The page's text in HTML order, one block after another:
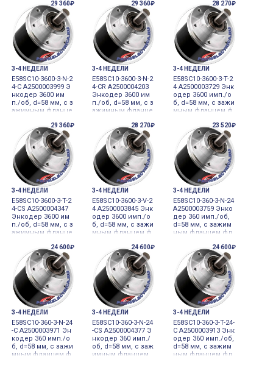
ала 10 мм 12-24VD
C инкрементальн
ый датчик углово
го перемещения
ала 10 мм 12-24VD
C инкрементальн
ый датчик углово
го перемещения
ала 10 мм 12-24VD
C инкрементальн
ый датчик углово
го перемещения
29 360₽
3-4 НЕДЕЛИ
E58SC10-3600-3-N-2
4-C A2500003999 Э
нкодер 3600 им
п./об, d=58 мм, с з
ажимным фланце
р вала 10 мм 12-24
VDC инкрементал
ьный датчик угло
вого перемещен
ия
29 360₽
3-4 НЕДЕЛИ
E58SC10-3600-3-N-2
4-CR A2500004203
Энкодер 3600 им
п./об, d=58 мм, с з
ажимным фланце
р вала 10 мм 12-24
VDC инкрементал
ьный датчик угло
вого перемещен
ия
28 270₽
3-4 НЕДЕЛИ
E58SC10-3600-3-T-2
4 A2500003729 Энк
одер 3600 имп./о
б, d=58 мм, с зажи
мным фланцем ф
ала 10 мм 12-24VD
C инкрементальн
ый датчик углово
го перемещения
29 360₽
3-4 НЕДЕЛИ
E58SC10-3600-3-T-2
4-CS A2500004347
Энкодер 3600 им
п./об, d=58 мм, с з
ажимным фланце
р вала 10 мм 12-24
VDC инкрементал
ьный датчик угло
вого перемещен
ия
28 270₽
3-4 НЕДЕЛИ
E58SC10-3600-3-V-2
4 A2500003845 Энк
одер 3600 имп./о
б, d=58 мм, с зажи
мным фланцем ф
ала 10 мм 12-24VD
C инкрементальн
ый датчик углово
го перемещения
23 520₽
3-4 НЕДЕЛИ
E58SC10-360-3-N-24
A2500003759 Энко
дер 360 имп./об,
d=58 мм, с зажим
ным фланцем фл
ла 10 мм 12-24VDC
инкрементальны
й датчик угловог
о перемещения
24 600₽
3-4 НЕДЕЛИ
E58SC10-360-3-N-24
-C A2500003971 Эн
кодер 360 имп./о
б, d=58 мм, с зажи
мным фланцем ф
24 600₽
3-4 НЕДЕЛИ
E58SC10-360-3-N-24
-CS A2500004377 Э
нкодер 360 имп./
об, d=58 мм, с заж
имным фланцем
24 600₽
3-4 НЕДЕЛИ
E58SC10-360-3-T-24-
C A2500003913 Энк
одер 360 имп./об,
d=58 мм, с зажим
ным фланцем фл